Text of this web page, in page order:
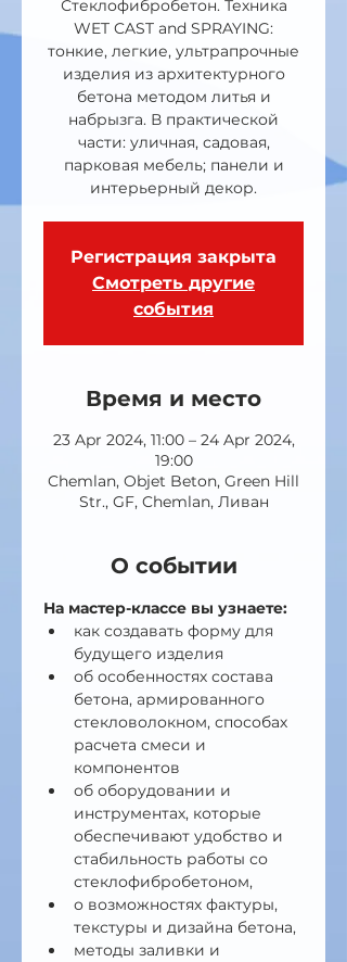
Стеклофибробетон. Техника
WET CAST and SPRAYING:
тонкие, легкие, ультрапрочные
изделия из архитектурного
бетона методом литья и
набрызга. В практической
части: уличная, садовая,
парковая мебель; панели и
интерьерный декор.
Регистрация закрыта
Смотреть другие
события
Время и место
23 Apr 2024, 11:00 – 24 Apr 2024,
19:00
Chemlan, Objet Beton, Green Hill
Str., GF, Chemlan, Ливан
О событии
На мастер-классе вы узнаете:
как создавать форму для
будущего изделия
об особенностях состава
бетона, армированного
стекловолокном, способах
расчета смеси и
компонентов
об оборудовании и
инструментах, которые
обеспечивают удобство и
стабильность работы со
стеклофибробетоном,
о возможностях фактуры,
текстуры и дизайна бетона,
методы заливки и